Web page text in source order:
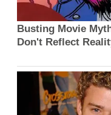
Busting Movie
Don't Reflect